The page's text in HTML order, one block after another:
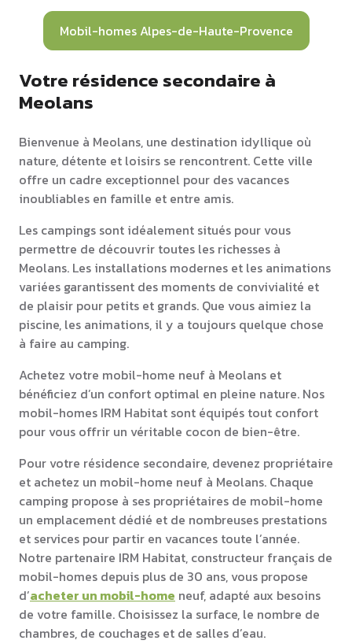
Mobil-homes Alpes-de-Haute-Provence
Votre résidence secondaire à
Meolans
Bienvenue à Meolans, une destination idyllique où
nature, détente et loisirs se rencontrent. Cette ville
offre un cadre exceptionnel pour des vacances
inoubliables en famille et entre amis.
Les campings sont idéalement situés pour vous
permettre de découvrir toutes les richesses à
Meolans. Les installations modernes et les animations
variées garantissent des moments de convivialité et
de plaisir pour petits et grands. Que vous aimiez la
piscine, les animations, il y a toujours quelque chose
à faire au camping.
Achetez votre mobil-home neuf à Meolans et
bénéficiez d’un confort optimal en pleine nature. Nos
mobil-homes IRM Habitat sont équipés tout confort
pour vous offrir un véritable cocon de bien-être.
Pour votre résidence secondaire, devenez propriétaire
et achetez un mobil-home neuf à Meolans. Chaque
camping propose à ses propriétaires de mobil-home
un emplacement dédié et de nombreuses prestations
et services pour partir en vacances toute l’année.
Notre partenaire IRM Habitat, constructeur français de
mobil-homes depuis plus de 30 ans, vous propose
d’acheter un mobil-home neuf, adapté aux besoins
de votre famille. Choisissez la surface, le nombre de
chambres, de couchages et de salles d’eau.